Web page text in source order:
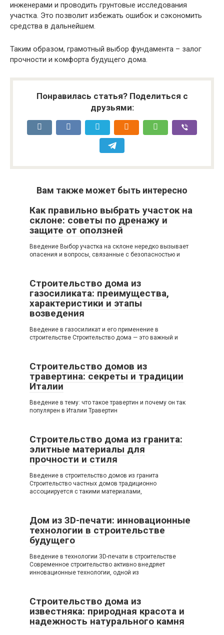
инженерами и проводить грунтовые исследования
участка. Это позволит избежать ошибок и сэкономить
средства в дальнейшем.
Таким образом, грамотный выбор фундамента – залог
прочности и комфорта будущего дома.
Понравилась статья? Поделиться с
друзьями:
Вам также может быть интересно
Как правильно выбрать участок на
склоне: советы по дренажу и
защите от оползней
Введение Выбор участка на склоне нередко вызывает
опасения и вопросы, связанные с безопасностью и
Строительство дома из
газосиликата: преимущества,
характеристики и этапы
возведения
Введение в газосиликат и его применение в
строительстве Строительство дома — это важный и
Строительство домов из
травертина: секреты и традиции
Италии
Введение в тему: что такое травертин и почему он так
популярен в Италии Травертин
Строительство дома из гранита:
элитные материалы для
прочности и стиля
Введение в строительство домов из гранита
Строительство частных домов традиционно
ассоциируется с такими материалами,
Дом из 3D-печати: инновационные
технологии в строительстве
будущего
Введение в технологии 3D-печати в строительстве
Современное строительство активно внедряет
инновационные технологии, одной из
Строительство дома из
известняка: природная красота и
надежность натурального камня